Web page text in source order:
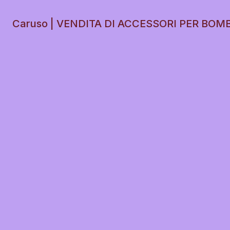
Caruso | VENDITA DI ACCESSORI PER